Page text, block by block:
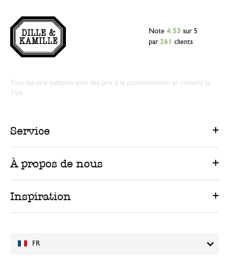
FR
Note 4.53 sur 5
par 261 clients
Tous les prix indiqués sont des prix à la consommation et incluent la
TVA.
Service
À propos de nous
Inspiration